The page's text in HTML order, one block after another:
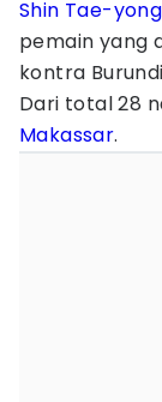
Shin Tae-yong
pemain yang
kontra
Dari total 28
Makassar.